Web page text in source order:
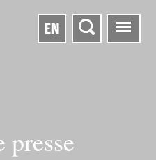
EN
presse